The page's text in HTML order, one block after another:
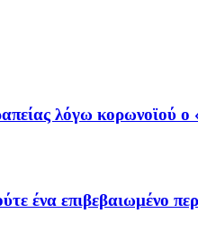
λόγω κορωνοϊού ο
ένα επιβεβαιωμένο